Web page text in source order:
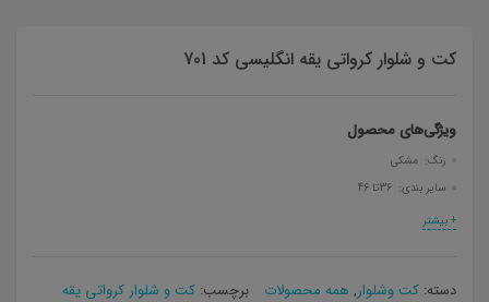
کت و شلوار کرواتی یقه انگلیسی کد 701
ویژگی‌های محصول
رنگ‌: مشکی
سایر بندی: 36تا 46
+ بیشتر
دسته: کت وشلوار, همه محصولات برچسب: کت و شلوار کرواتی یقه